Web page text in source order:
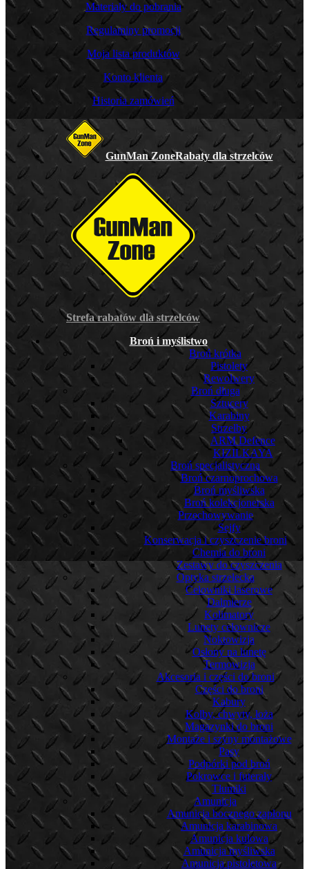
Materiały do pobrania
Regulaminy promocji
Moja lista produktów
Konto klienta
Historia zamówień
GunMan ZoneRabaty dla strzelców
Strefa rabatów dla strzelców
Broń i myślistwo
Broń krótka
Pistolety
Rewolwery
Broń długa
Sztucery
Karabiny
Strzelby
ARM Defence
KIZILKAYA
Broń specjalistyczna
Broń czarnoprochowa
Broń myśliwska
Broń kolekcjonerska
Przechowywanie
Sejfy
Konserwacja i czyszczenie broni
Chemia do broni
Zestawy do czyszczenia
Optyka strzelecka
Celowniki laserowe
Dalmierze
Kolimatory
Lunety celownicze
Noktowizja
Osłony na lunetę
Termowizja
Akcesoria i części do broni
Części do broni
Kabury
Kolby, chwyty, łoża
Magazynki do broni
Montaże i szyny montażowe
Pasy
Podpórki pod broń
Pokrowce i futerały
Tłumiki
Amunicja
Amunicja bocznego zapłonu
Amunicja karabinowa
Amunicja kulowa
Amunicja myśliwska
Amunicja pistoletowa